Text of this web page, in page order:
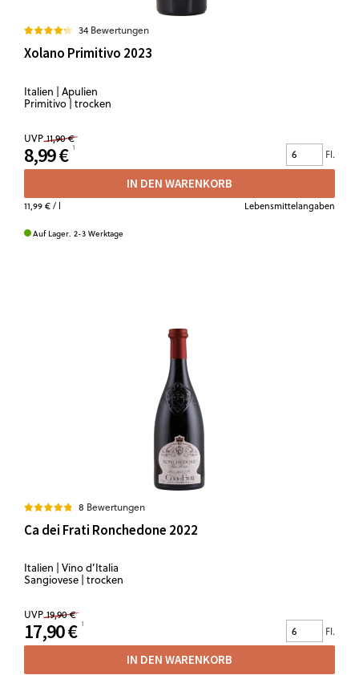
34 Bewertungen
Xolano Primitivo 2023
Italien | Apulien
Primitivo | trocken
UVP 11,90 €
8,99 € Fl.
IN DEN WARENKORB
11,99 €/ l Lebensmittelangaben
Auf Lager. 2-3 Werktage
8 Bewertungen
Ca dei Frati Ronchedone 2022
Italien | Vino d’Italia
Sangiovese | trocken
UVP 19,90 €
17,90 € Fl.
IN DEN WARENKORB